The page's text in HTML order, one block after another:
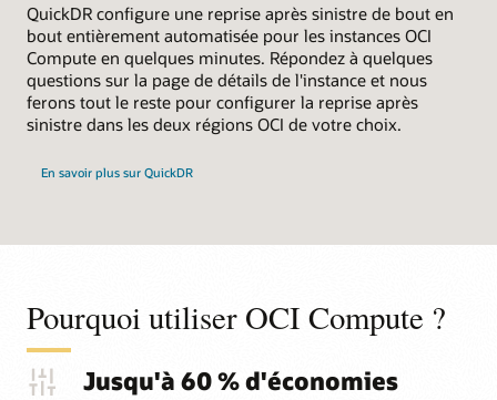
QuickDR configure une reprise après sinistre de bout en
bout entièrement automatisée pour les instances OCI
Compute en quelques minutes. Répondez à quelques
questions sur la page de détails de l'instance et nous
ferons tout le reste pour configurer la reprise après
sinistre dans les deux régions OCI de votre choix.
En savoir plus sur QuickDR
Pourquoi utiliser OCI Compute ?
Jusqu'à 60 % d'économies